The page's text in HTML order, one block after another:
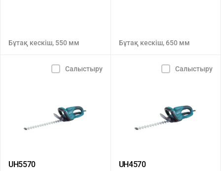
Бұтақ кескіш, 550 мм Бұтақ кескіш, 650 мм
Салыстыру
UH5570
Салыстыру
UH4570